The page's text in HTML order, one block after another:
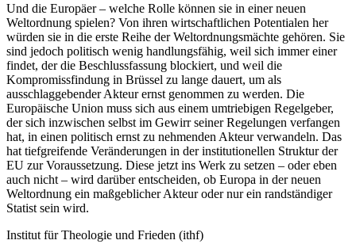
Und die Europäer – welche Rolle können sie in einer neuen
Weltordnung spielen? Von ihren wirtschaftlichen Potentialen her
würden sie in die erste Reihe der Weltordnungsmächte gehören. Sie
sind jedoch politisch wenig handlungsfähig, weil sich immer einer
findet, der die Beschlussfassung blockiert, und weil die
Kompromissfindung in Brüssel zu lange dauert, um als
ausschlaggebender Akteur ernst genommen zu werden. Die
Europäische Union muss sich aus einem umtriebigen Regelgeber,
der sich inzwischen selbst im Gewirr seiner Regelungen verfangen
hat, in einen politisch ernst zu nehmenden Akteur verwandeln. Das
hat tiefgreifende Veränderungen in der institutionellen Struktur der
EU zur Voraussetzung. Diese jetzt ins Werk zu setzen – oder eben
auch nicht – wird darüber entscheiden, ob Europa in der neuen
Weltordnung ein maßgeblicher Akteur oder nur ein randständiger
Statist sein wird.
Institut für Theologie und Frieden (ithf)